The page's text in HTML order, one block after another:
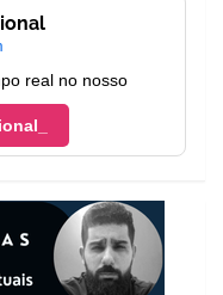
real no nosso